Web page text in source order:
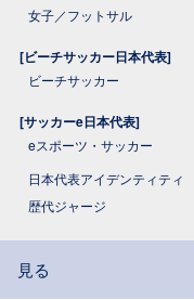
女子／フットサル
[ビーチサッカー日本代表]
ビーチサッカー
[サッカーe日本代表]
eスポーツ・サッカー
日本代表アイデンティティ
歴代ジャージ
見る